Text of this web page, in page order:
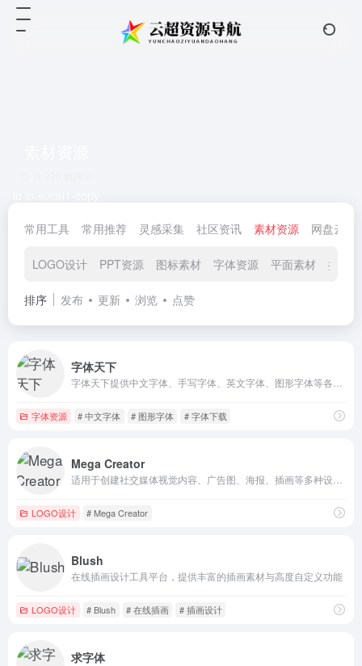
常用工具 常用推荐 灵感采集 社区资讯 素材资源 网盘云储
LOGO设计 PPT资源 图标素材 字体资源 平面素材 摄影
排序 发布 更新 浏览 点赞
字体天下
字体资源 # 中文字体 # 图形字体 # 字体下载
Mega Creator
LOGO设计 # Mega Creator
Blush
在线插画设计工具平台，提供丰富的插画素材与高度自定义功能
LOGO设计 # Blush # 在线插画 # 插画设计
求字体